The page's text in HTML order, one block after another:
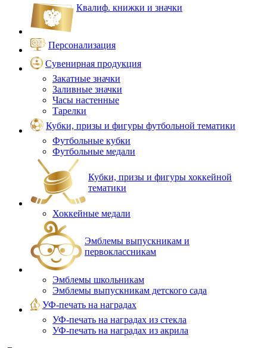
Квалиф. книжки и значки
Персонализация
Сувенирная продукция
Закатные значки
Заливные значки
Часы настенные
Тарелки
Кубки, призы и фигуры футбольной тематики
Футбольные кубки
Футбольные медали
Кубки, призы и фигуры хоккейной
тематики
Хоккейные медали
Эмблемы выпускникам и
первоклассникам
Эмблемы школьникам
Эмблемы выпускникам детского сада
УФ-печать на наградах
УФ‑печать на наградах из стекла
УФ-печать на наградах из акрила